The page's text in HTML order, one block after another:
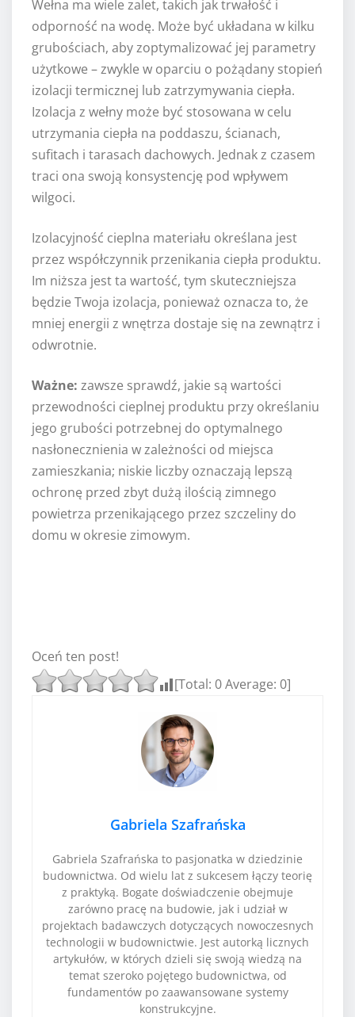
Wełna ma wiele zalet, takich jak trwałość i
odporność na wodę. Może być układana w kilku
grubościach, aby zoptymalizować jej parametry
użytkowe – zwykle w oparciu o pożądany stopień
izolacji termicznej lub zatrzymywania ciepła.
Izolacja z wełny może być stosowana w celu
utrzymania ciepła na poddaszu, ścianach,
sufitach i tarasach dachowych. Jednak z czasem
traci ona swoją konsystencję pod wpływem
wilgoci.
Izolacyjność cieplna materiału określana jest
przez współczynnik przenikania ciepła produktu.
Im niższa jest ta wartość, tym skuteczniejsza
będzie Twoja izolacja, ponieważ oznacza to, że
mniej energii z wnętrza dostaje się na zewnątrz i
odwrotnie.
Ważne: zawsze sprawdź, jakie są wartości
przewodności cieplnej produktu przy określaniu
jego grubości potrzebnej do optymalnego
nasłonecznienia w zależności od miejsca
zamieszkania; niskie liczby oznaczają lepszą
ochronę przed zbyt dużą ilością zimnego
powietrza przenikającego przez szczeliny do
domu w okresie zimowym.
Oceń ten post!
[Total: 0Average: 0]
Gabriela Szafrańska
Gabriela Szafrańska to pasjonatka w dziedzinie
budownictwa. Od wielu lat z sukcesem łączy teorię
z praktyką. Bogate doświadczenie obejmuje
zarówno pracę na budowie, jak i udział w
projektach badawczych dotyczących nowoczesnych
technologii w budownictwie. Jest autorką licznych
artykułów, w których dzieli się swoją wiedzą na
temat szeroko pojętego budownictwa, od
fundamentów po zaawansowane systemy
konstrukcyjne.